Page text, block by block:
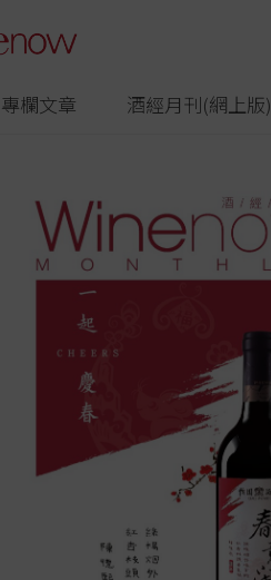
專欄文章 酒經月刊(網上版)